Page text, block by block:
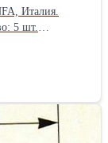
Италия.
5 шт.
в